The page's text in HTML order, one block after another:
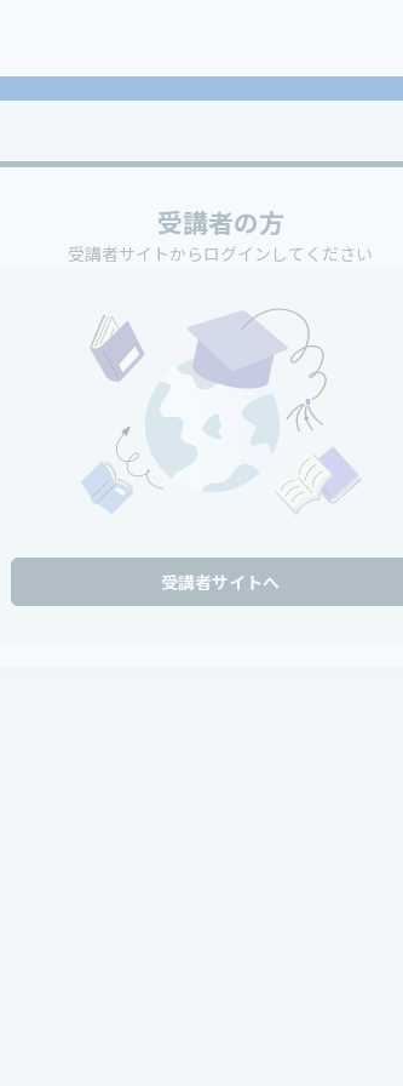
受講者の方
受講者サイトからログインしてください
受講者サイトへ